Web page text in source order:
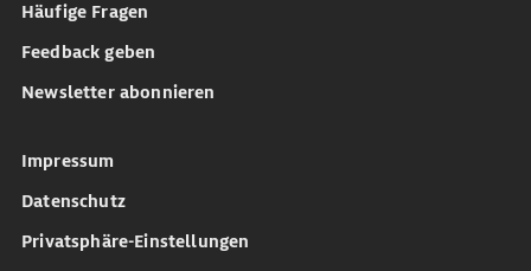
Häufige Fragen
Feedback geben
Newsletter abonnieren
Impressum
Datenschutz
Privatsphäre-Einstellungen